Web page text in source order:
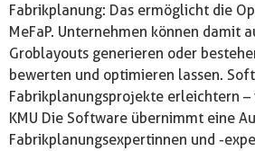
Fabrikplanung: Das ermöglicht die
MeFaP. Unternehmen können damit
Groblayouts generieren oder
bewerten und optimieren lassen.
Fabrikplanungsprojekte erleichtern
KMU Die Software übernimmt eine
Fabrikplanungsexpertinnen und -